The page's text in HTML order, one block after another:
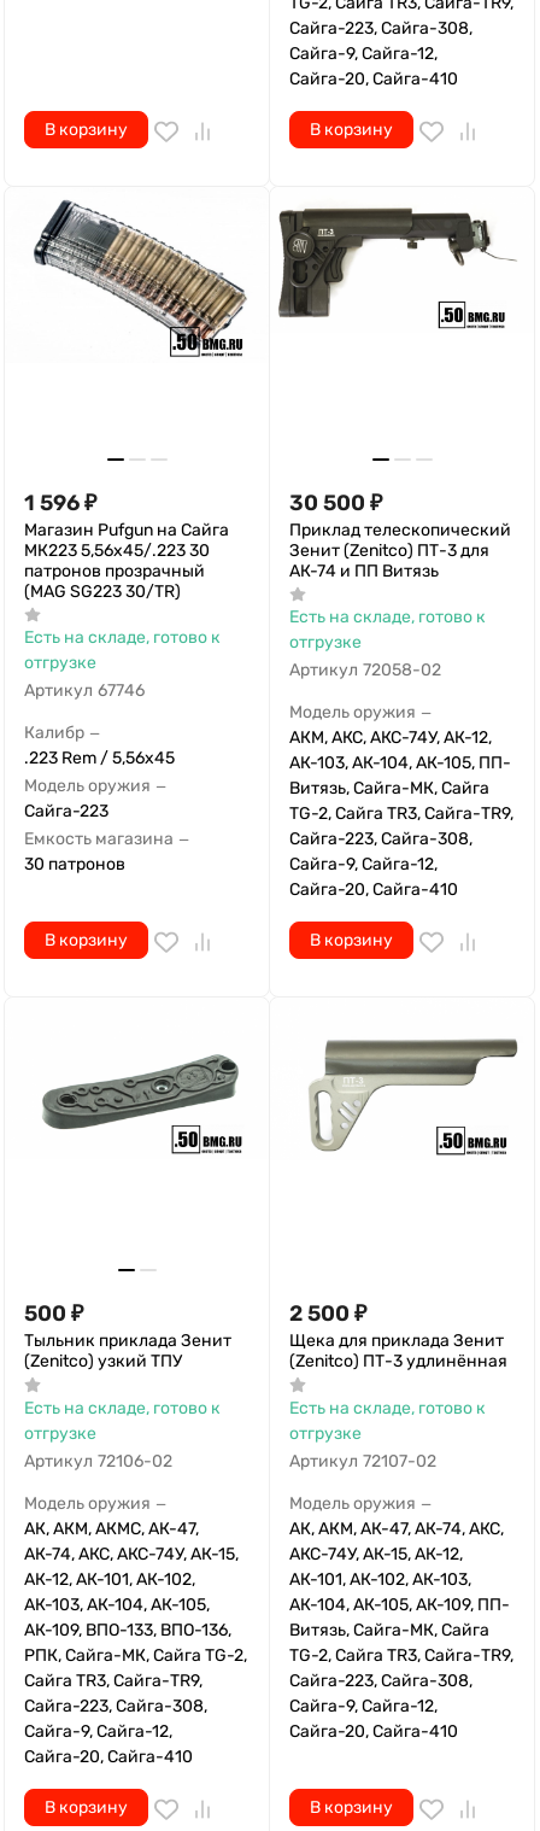
В корзину
Сайга-223, Сайга-308,
Сайга-9, Сайга-12,
Сайга-20, Сайга-410
В корзину
1 596₽
Магазин Pufgun на Сайга
МК223 5,56х45/.223 30
патронов прозрачный
(MAG SG223 30/TR)
Есть на складе, готово к
отгрузке
Артикул 67746
Калибр —
.223 Rem / 5,56x45
Модель оружия —
Сайга-223
Емкость магазина —
30 патронов
В корзину
30 500 ₽
Приклад телескопический
Зенит (Zenitco) ПТ-3 для
АК-74 и ПП Витязь
Есть на складе, готово к
отгрузке
Артикул 72058-02
Модель оружия —
АКМ, АКС, АКС-74У, АК-12,
АК-103, АК-104, АК-105, ПП-
Витязь, Сайга-МК, Сайга
TG-2, Сайга TR3, Сайга-TR9,
Сайга-223, Сайга-308,
Сайга-9, Сайга-12,
Сайга-20, Сайга-410
В корзину
500 ₽
Тыльник приклада Зенит
(Zenitco) узкий ТПУ
Есть на складе, готово к
отгрузке
Артикул 72106-02
Модель оружия —
АК, АКМ, АКМС, АК-47,
АК-74, АКС, АКС-74У, АК-15,
АК-12, АК-101, АК-102,
АК-103, АК-104, АК-105,
АК-109, ВПО-133, ВПО-136,
РПК, Сайга-МК, Сайга TG-2,
Сайга TR3, Сайга-TR9,
Сайга-223, Сайга-308,
Сайга-9, Сайга-12,
Сайга-20, Сайга-410
В корзину
2 500 ₽
Щека для приклада Зенит
(Zenitco) ПТ-3 удлинённая
Есть на складе, готово к
отгрузке
Артикул 72107-02
Модель оружия —
АК, АКМ, АК-47, АК-74, АКС,
АКС-74У, АК-15, АК-12,
АК-101, АК-102, АК-103,
АК-104, АК-105, АК-109, ПП-
Витязь, Сайга-МК, Сайга
TG-2, Сайга TR3, Сайга-TR9,
Сайга-223, Сайга-308,
Сайга-9, Сайга-12,
Сайга-20, Сайга-410
В корзину